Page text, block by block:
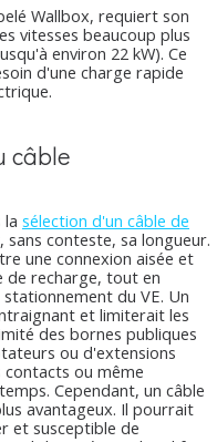
Wallbox, requiert son
vitesses beaucoup plus
environ 22 kW). Ce
d'une charge rapide
câble
la sélection d'un câble de
sans conteste, sa longueur.
une connexion aisée et
de recharge, tout en
du VE. Un
et limiterait les
des bornes publiques
ou d'extensions
ou même
Cependant, un câble
avantageux. Il pourrait
et susceptible de